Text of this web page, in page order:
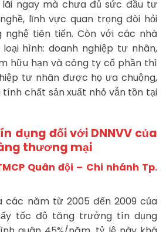
lãi ngay mà chưa đủ sức đầu tư
lĩnh vực quan trọng đòi hỏi
nghệ tiên tiến. Còn với các nhà
hình: doanh nghiệp tư nhân,
hữu hạn và công ty cổ phần thì
tư nhân được họ ưa chuộng,
chất sản xuất nhỏ vẫn tồn tại
dụng đối với DNNVV của
thương mại
Quân đội – Chi nhánh Tp.
các năm từ 2005 đến 2009 của
tốc độ tăng trưởng tín dụng